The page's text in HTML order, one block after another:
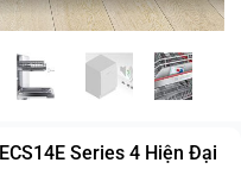
Series 4 Hiện Đại